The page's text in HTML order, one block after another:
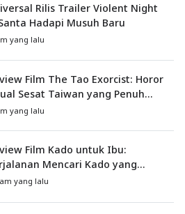
Rilis Trailer Violent Night
Hadapi Musuh Baru
yang lalu
Film The Tao Exorcist: Horor
Sesat Taiwan yang Penuh
dan Teror Psikologis
yang lalu
Film Kado untuk Ibu:
Mencari Kado yang
Arti Keluarga
yang lalu